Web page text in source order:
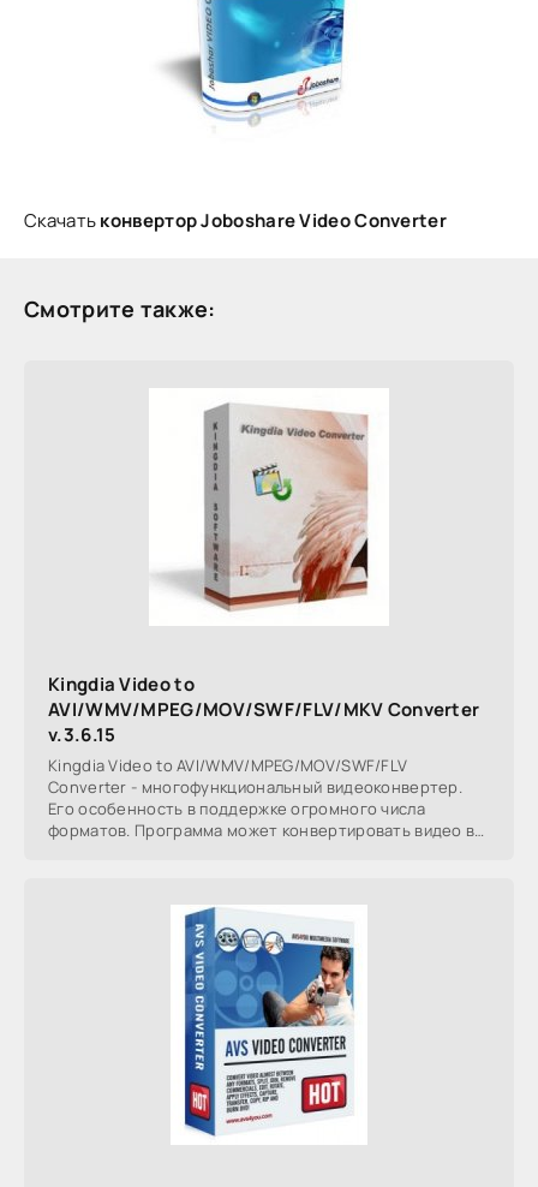
Скачатьконвертор Joboshare Video Converter
Смотрите также:
Kingdia Video to
AVI/WMV/MPEG/MOV/SWF/FLV/MKV Converter
v.3.6.15
Kingdia Video to AVI/WMV/MPEG/MOV/SWF/FLV
Converter - многофункциональный видеоконвертер.
Его особенность в поддержке огромного числа
форматов. Программа может конвертировать видео в